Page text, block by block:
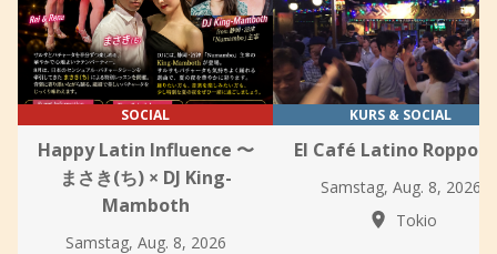
SOCIAL
Happy Latin Influence 〜
まさき(ち) × DJ King-
Mamboth
Samstag, Aug. 8, 2026
KURS & SOCIAL
El Café Latino
Samstag, Aug. 8, 2026
Tokio